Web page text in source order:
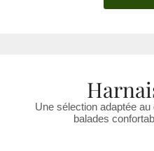
Une sélection adaptée
balades